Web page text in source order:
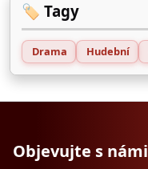
🏷️ Tagy
Drama Hudební
Objevujte s námi